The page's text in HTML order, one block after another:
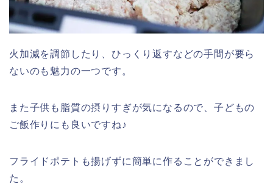
火加減を調節したり、ひっくり返すなどの手間が要ら
ないのも魅力の一つです。
また子供も脂質の摂りすぎが気になるので、子どもの
ご飯作りにも良いですね♪
フライドポテトも揚げずに簡単に作ることができまし
た。